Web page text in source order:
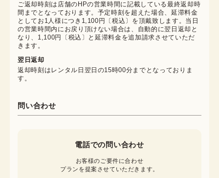
ご返却時刻は店舗のHPの営業時間に記載している最終返却時
間までとなっております。予定時刻を超えた場合、延滞料金
としてお1人様につき1,100円〔税込〕を頂戴致します。当日
の営業時間内にお戻り頂けない場合は、自動的に翌日返却と
なり、1,100円〔税込〕と延滞料金を追加請求させていただ
きます。
翌日返却
返却時刻はレンタル日翌日の15時00分までとなっておりま
す。
問い合わせ
電話での問い合わせ
お客様のご要件に合わせ
プランを提案させていただきます。